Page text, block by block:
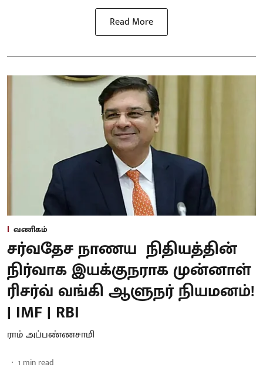
Read More
வணிகம்
சர்வதேச நாணய நிதியத்தின்
நிர்வாக இயக்குநராக முன்னாள்
ரிசர்வ் வங்கி ஆளுநர் நியமனம்!
| IMF | RBI
ராம் அப்பண்ணசாமி
1 min read